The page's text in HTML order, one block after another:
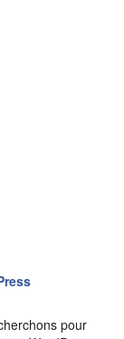
pour